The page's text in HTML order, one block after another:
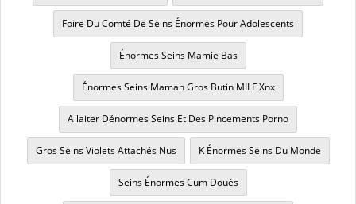
Foire Du Comté De Seins Énormes Pour Adolescents
Énormes Seins Mamie Bas
Énormes Seins Maman Gros Butin MILF Xnx
Allaiter Dénormes Seins Et Des Pincements Porno
Gros Seins Violets Attachés Nus K Énormes Seins Du Monde
Seins Énormes Cum Doués